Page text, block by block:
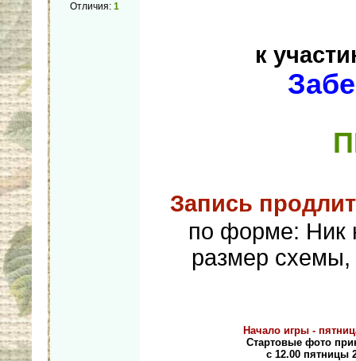
Отличия:1
к
Запись
по форме: Ник
размер схемы,
Начало игры -
Стартовые фото
с 12.00 пятницы